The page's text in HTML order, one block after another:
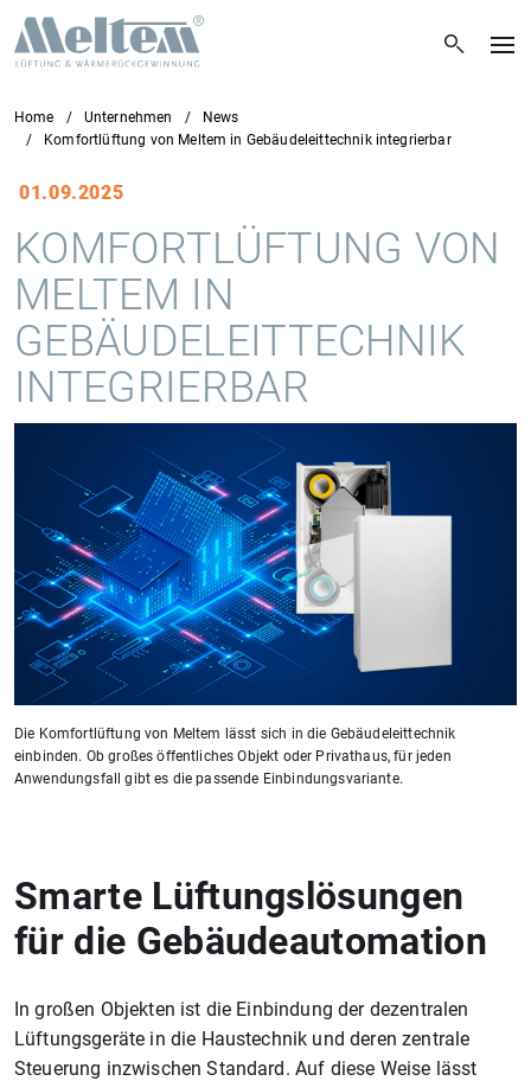
Home Unternehmen
News
Komfortlüftung von Meltem in Gebäudeleittechnik integrierbar
01.09.2025
KOMFORTLÜFTUNG VON
MELTEM IN
GEBÄUDELEITTECHNIK
INTEGRIERBAR
Die Komfortlüftung von Meltem lässt sich in die Gebäudeleittechnik
einbinden. Ob großes öffentliches Objekt oder Privathaus, für jeden
Anwendungsfall gibt es die passende Einbindungsvariante.
Smarte Lüftungslösungen
für die Gebäudeautomation
In großen Objekten ist die Einbindung der dezentralen
Lüftungsgeräte in die Haustechnik und deren zentrale
Steuerung inzwischen Standard. Auf diese Weise lässt